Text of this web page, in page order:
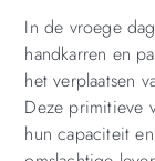
In de vroege
handkarren en
het verplaatsen
Deze primitieve
hun capaciteit